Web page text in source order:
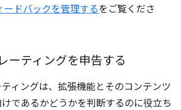
ードバックを管理するをご覧くださ
ーティングを申告する
ィングは、拡張機能とそのコンテンツ
であるかどうかを判断するのに役立ち